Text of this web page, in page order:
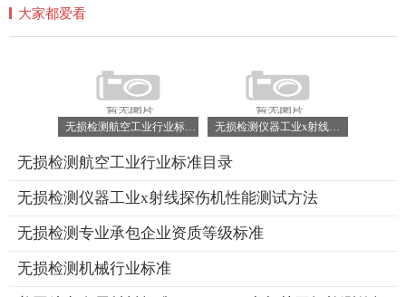
大家都爱看
无损检测航空工业行业标准目录
无损检测仪器工业x射线探伤机性能测试方法
无损检测专业承包企业资质等级标准
无损检测机械行业标准